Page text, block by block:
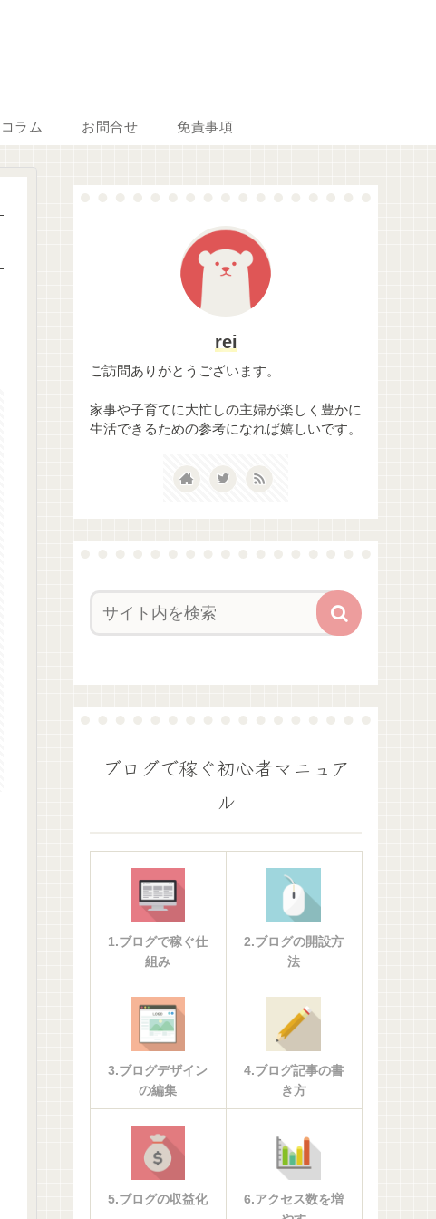
コラム お問合せ 免責事項
rei
ご訪問ありがとうございます。
家事や子育てに大忙しの主婦が楽しく豊かに
生活できるための参考になれば嬉しいです。
ブログで稼ぐ初心者マニュア
ル
1.ブログで稼ぐ仕
組み
2.ブログの開設方
法
3.ブログデザイン
の編集
4.ブログ記事の書
き方
5.ブログの収益化
6.アクセス数を増